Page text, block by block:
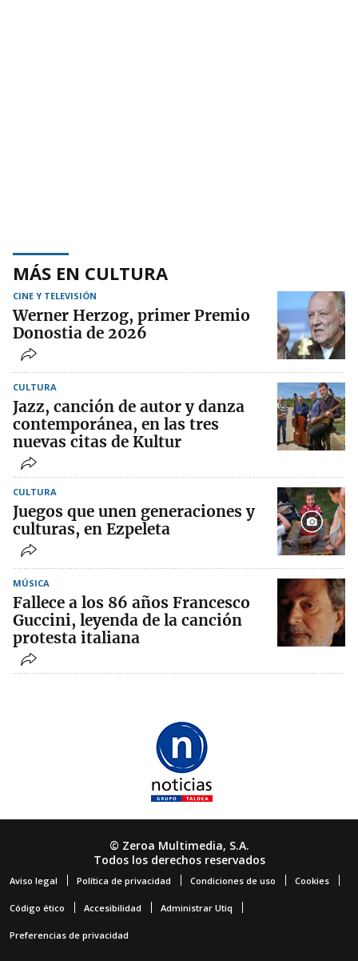
MÁS EN CULTURA
CINE Y TELEVISIÓN
Werner Herzog, primer Premio
Donostia de 2026
CULTURA
Jazz, canción de autor y danza
contemporánea, en las tres
nuevas citas de Kultur
CULTURA
Juegos que unen generaciones y
culturas, en Ezpeleta
MÚSICA
Fallece a los 86 años Francesco
Guccini, leyenda de la canción
protesta italiana
© Zeroa Multimedia, S.A.
Todos los derechos reservados
Aviso legal Política de privacidad Condiciones de uso Cookies
Código ético Accesibilidad Administrar Utiq
Preferencias de privacidad